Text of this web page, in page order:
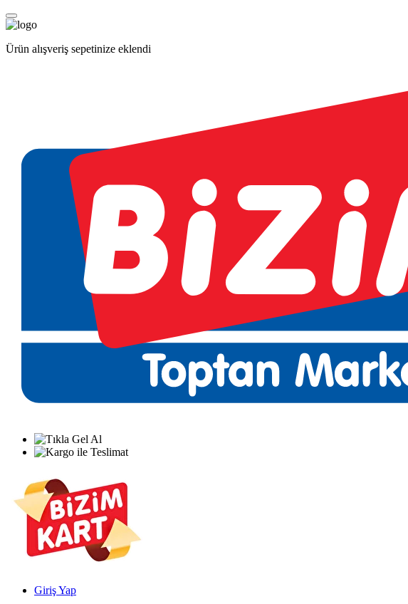
Ürün alışveriş sepetinize eklendi
Giriş Yap